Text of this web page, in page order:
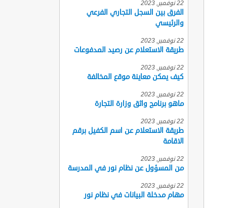
22 نوفمبر, 2023
الفرق بين السجل التجاري الفرعي
والرئيسي
22 نوفمبر, 2023
طريقة الاستعلام عن رصيد المدفوعات
22 نوفمبر, 2023
كيف يمكن معاينة موقع المخالفة
22 نوفمبر, 2023
ماهو برنامج واثق وزارة التجارة
22 نوفمبر, 2023
طريقة الاستعلام عن اسم الكفيل برقم
الاقامة
22 نوفمبر, 2023
من المسؤول عن نظام نور في المدرسة
22 نوفمبر, 2023
مهام مدخلة البيانات في نظام نور